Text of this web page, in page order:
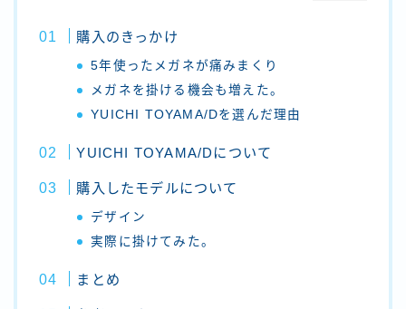
購入のきっかけ
5年使ったメガネが痛みまくり
メガネを掛ける機会も増えた。
YUICHI TOYAMA/Dを選んだ理由
YUICHI TOYAMA/Dについて
購入したモデルについて
デザイン
実際に掛けてみた。
まとめ